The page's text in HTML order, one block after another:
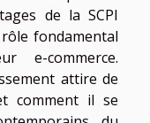
de la SCPI
fondamental
e-commerce.
attire de
comment il se